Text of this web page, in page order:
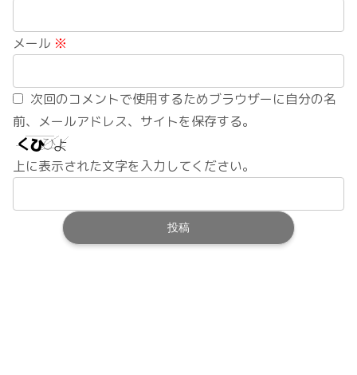
メール ※
次回のコメントで使用するためブラウザーに自分の名
前、メールアドレス、サイトを保存する。
上に表示された文字を入力してください。